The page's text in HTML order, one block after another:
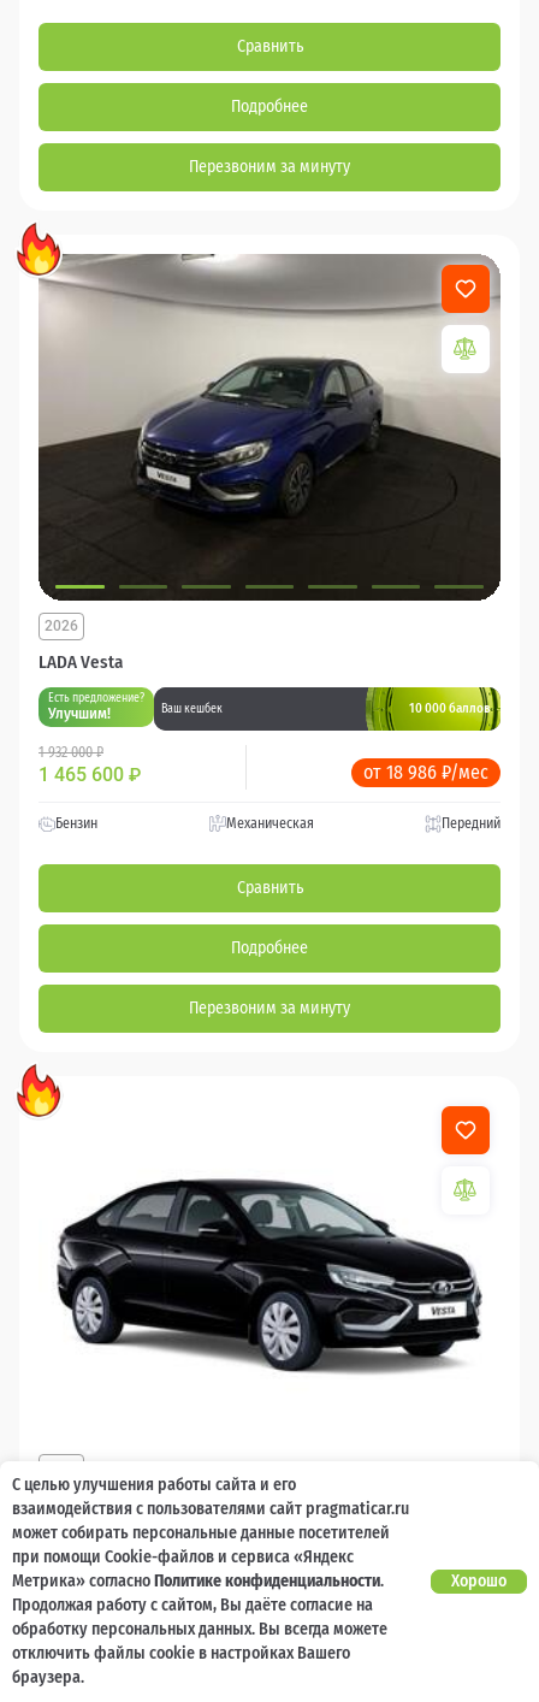
Сравнить
Подробнее
Перезвоним за минуту
LADA Vesta
2026
Есть предложение?
Улучшим! Ваш кешбек 10 000 баллов
1 932 000 ₽
1 465 600 ₽ от 18 986 ₽/мес
Бензин Механическая Передний
Сравнить
Подробнее
Перезвоним за минуту
LADA Vesta
Есть предложение?
Улучшим! Ваш кешбек
1 842 000 ₽
1 393 600₽ от 18 986 ₽/мес
Механическая
С целью улучшения работы сайта и его
взаимодействия с пользователями сайт pragmaticar.ru
может собирать персональные данные посетителей
при помощи Cookie-файлов и сервиса «Яндекс
Метрика» согласноПолитике конфиденциальности.
Продолжая работу с сайтом, Вы даёте согласие на
обработку персональных данных. Вы всегда можете
отключить файлы cookie в настройках Вашего
браузера.
Хорошо